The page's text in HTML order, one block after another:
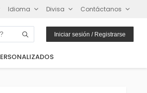
Idioma Divisa Contáctanos
Iniciar sesión / Registrarse